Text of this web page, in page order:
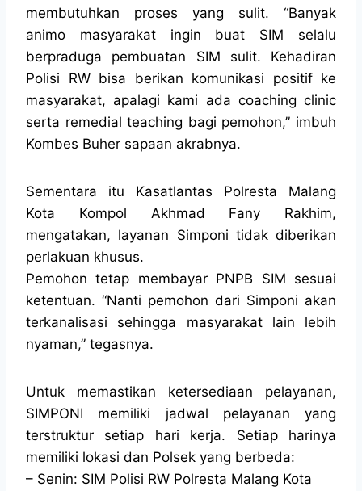
membutuhkan proses yang sulit. “Banyak
animo masyarakat ingin buat SIM selalu
berpraduga pembuatan SIM sulit. Kehadiran
Polisi RW bisa berikan komunikasi positif ke
masyarakat, apalagi kami ada coaching clinic
serta remedial teaching bagi pemohon,” imbuh
Kombes Buher sapaan akrabnya.
Sementara itu Kasatlantas Polresta Malang
Kota Kompol Akhmad Fany Rakhim,
mengatakan, layanan Simponi tidak diberikan
perlakuan khusus.
Pemohon tetap membayar PNPB SIM sesuai
ketentuan. “Nanti pemohon dari Simponi akan
terkanalisasi sehingga masyarakat lain lebih
nyaman,” tegasnya.
Untuk memastikan ketersediaan pelayanan,
SIMPONI memiliki jadwal pelayanan yang
terstruktur setiap hari kerja. Setiap harinya
memiliki lokasi dan Polsek yang berbeda:
– Senin: SIM Polisi RW Polresta Malang Kota